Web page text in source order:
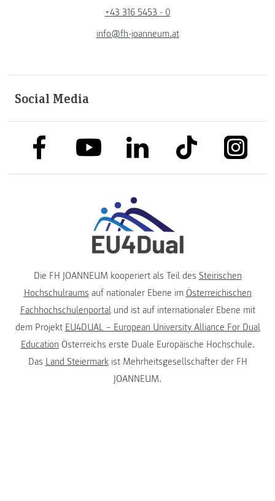
+43 316 5453 - 0
info@fh-joanneum.at
Social Media
link to facebooklink to youtubelink to linkedinlink to tiktok
Die FH JOANNEUM kooperiert als Teil des Steirischen
Hochschulraums auf nationaler Ebene im Österreichischen
Fachhochschulenportalund ist auf internationaler Ebene mit
dem Projekt EU4DUAL – European University Alliance For Dual
Education Österreichs erste Duale Europäische Hochschule.
Das Land Steiermarkist Mehrheitsgesellschafter der FH
JOANNEUM.